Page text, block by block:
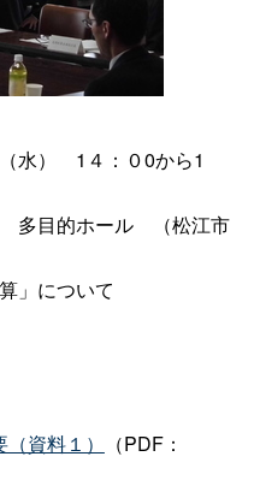
水） 1４：０0から1
多目的ホール
（松江市
」について
資料１）
（PDF：